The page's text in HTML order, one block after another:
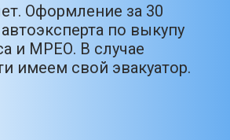
Оформление за 30
по выкупу
и МРЕО. В случае
имеем свой эвакуатор.